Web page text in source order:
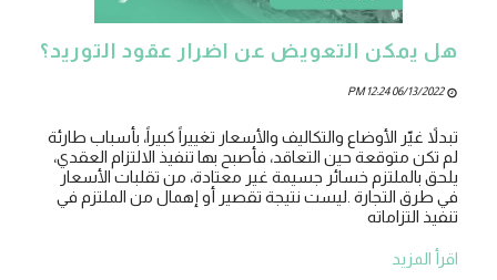
هل يمكن التعويض عن اضرار عقود التوريد؟
06/13/2022 12:24 PM
تبدلاً غيّر الأوضاع والتكاليف والأسعار تغييراً كبيراً، بأسباب طارئة
لم تكن متوقعة حين التعاقد، فأصبح بها تنفيذ الالتزام العقدي،
يلحق بالملتزم خسائر جسيمة غير معتادة، من تقلبات الأسعار
في طرق التجارة .ليست نتيجة تقصير أو إهمال من الملتزم في
تنفيذ التزاماته
اقرأ المزيد